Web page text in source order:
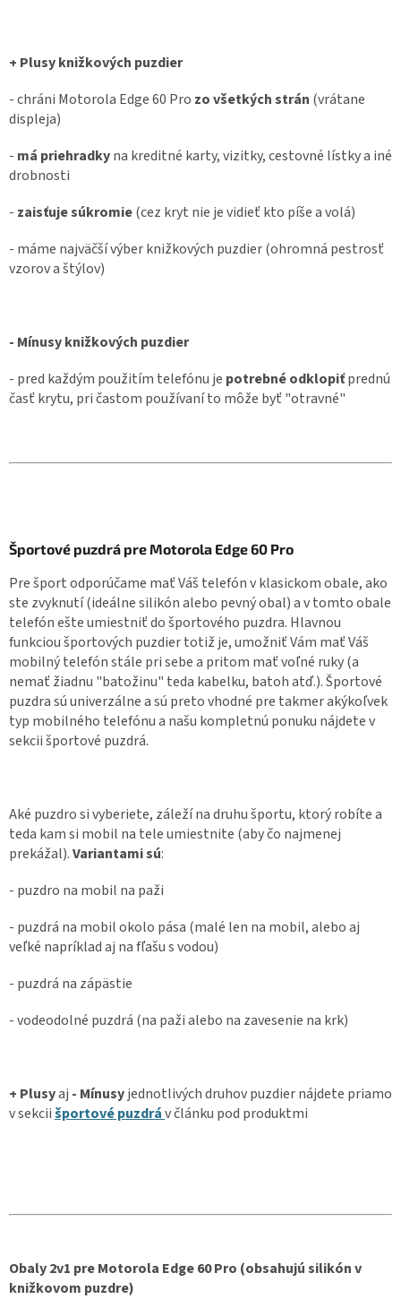
+ Plusy knižkových puzdier
- chráni Motorola Edge 60 Pro zo všetkých strán (vrátane
displeja)
- má priehradkyna kreditné karty, vizitky, cestovné lístky a iné
drobnosti
- zaisťuje súkromie(cez kryt nie je vidieť kto píše a volá)
- máme najväčší výber knižkových puzdier (ohromná pestrosť
vzorov a štýlov)
- Mínusy knižkových puzdier
- pred každým použitím telefónu je potrebné odklopiťprednú
časť krytu, pri častom používaní to môže byť "otravné"
Športové puzdrá pre Motorola Edge 60 Pro
Pre šport odporúčame mať Váš telefón v klasickom obale, ako
ste zvyknutí (ideálne silikón alebo pevný obal) a v tomto obale
telefón ešte umiestniť do športového puzdra. Hlavnou
funkciou športových puzdier totiž je, umožniť Vám mať Váš
mobilný telefón stále pri sebe a pritom mať voľné ruky (a
nemať žiadnu "batožinu" teda kabelku, batoh atď.). Športové
puzdra sú univerzálne a sú preto vhodné pre takmer akýkoľvek
typ mobilného telefónu a našu kompletnú ponuku nájdete v
sekcii športové puzdrá.
Aké puzdro si vyberiete, záleží na druhu športu, ktorý robíte a
teda kam si mobil na tele umiestnite (aby čo najmenej
prekážal).Variantami sú:
- puzdro na mobil na paži
- puzdrá na mobil okolo pása (malé len na mobil, alebo aj
veľké napríklad aj na fľašu s vodou)
- puzdrá na zápästie
- vodeodolné puzdrá (na paži alebo na zavesenie na krk)
+ Plusyaj - Mínusyjednotlivých druhov puzdier nájdete priamo
v sekciišportové puzdráv článku pod produktmi
Obaly 2v1 pre Motorola Edge 60 Pro (obsahujú silikón v
knižkovom puzdre)